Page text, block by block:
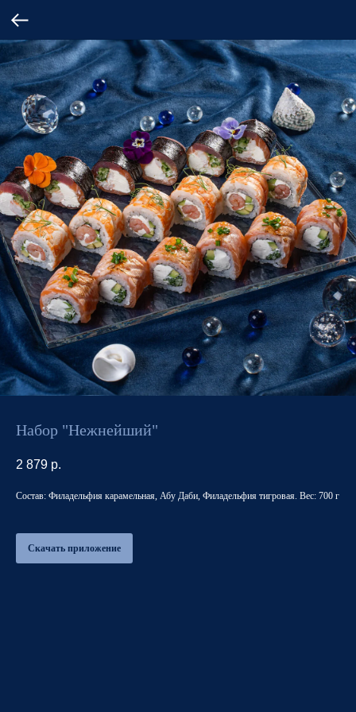
Набор "Нежнейший"
2 879 р.
Состав: Филадельфия карамельная, Абу Даби, Филадельфия тигровая. Вес: 700 г
Скачать приложение